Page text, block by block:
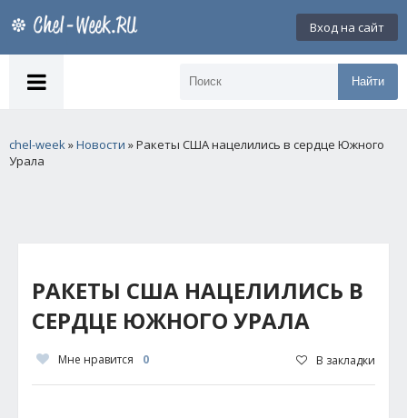
Вход на сайт
Найти
chel-week»Новости » Ракеты США нацелились в сердце Южного
Урала
РАКЕТЫ США НАЦЕЛИЛИСЬ В
СЕРДЦЕ ЮЖНОГО УРАЛА
Мне нравится 0 В закладки